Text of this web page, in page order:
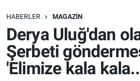
HABERLER MAGAZIN
Derya Uluğ'dan
Şerbeti
'Elimize kala
SAĞLIK
EKONOMİ
EĞİTİM